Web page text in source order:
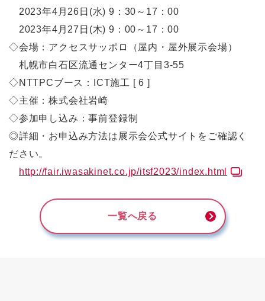
2023年4月26日(水) 9：30～17：00
2023年4月27日(木) 9：00～17：00
◇会場：アクセスサッポロ（屋内・屋外展示会場）
札幌市白石区流通センター4丁目3-55
◇NTTPCブース：ICT施工 [ 6 ]
◇主催：株式会社岩崎
◇参加申し込み：事前登録制
◎詳細・お申込み方法は展示会公式サイトをご確認く
ださい。
http://fair.iwasakinet.co.jp/itsf2023/index.html
一覧へ戻る